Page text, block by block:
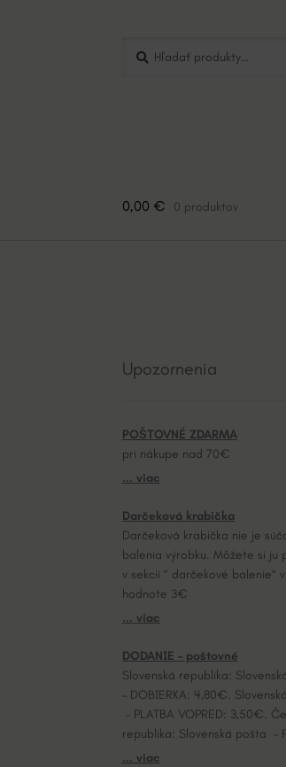
0,00 € 0 produktov
Upozornenia
POŠTOVNÉ ZDARMA
pri nákupe nad 70€
... viac
Darčeková krabička
Darčeková krabička nie je
balenia výrobku. Môžete si ju
v sekcii “ darčekové balenie“ v
hodnote 3€
... viac
DODANIE – poštovné
Slovenská republika:
– DOBIERKA: 4,80€.
– PLATBA VOPRED: 3,50€.
republika: Slovenská pošta –
VOPRED: 7,20€.
... viac